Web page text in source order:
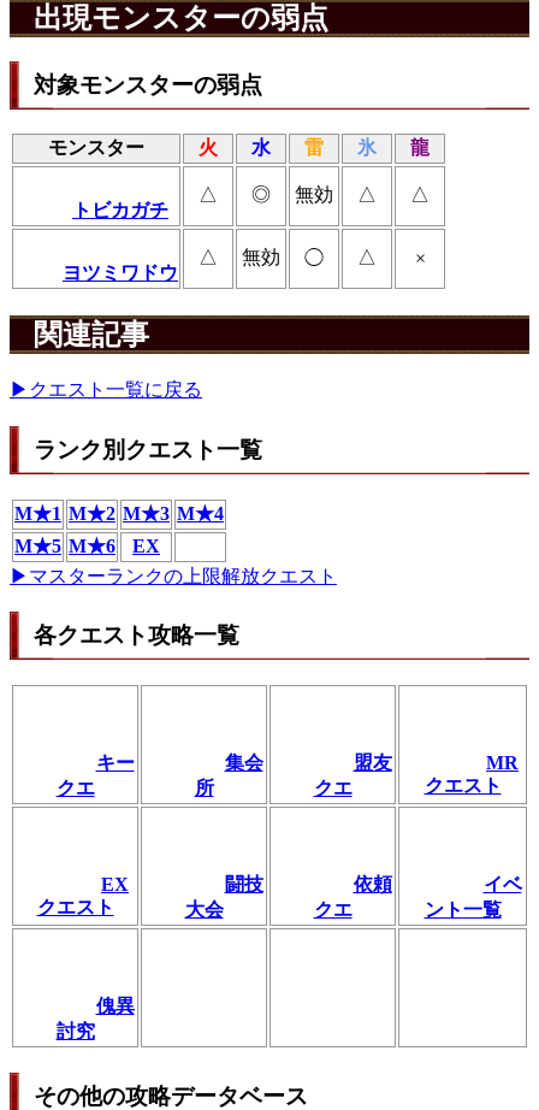
出現モンスターの弱点
対象モンスターの弱点
モンスター 火 水 雷 氷 龍
トビカガチ
△ ◎ 無効 △ △
ヨツミワドウ
△ 無効 ◯ △ ×
関連記事
▶クエスト一覧に戻る
ランク別クエスト一覧
M★1 M★2 M★3 M★4
M★5 M★6
EX
▶マスターランクの上限解放クエスト
各クエスト攻略一覧
キー
クエ
集会
所
盟友
クエ
MR
クエスト
EX
クエスト
闘技
大会
依頼
クエ
イベ
ント一覧
傀異
討究
その他の攻略データベース